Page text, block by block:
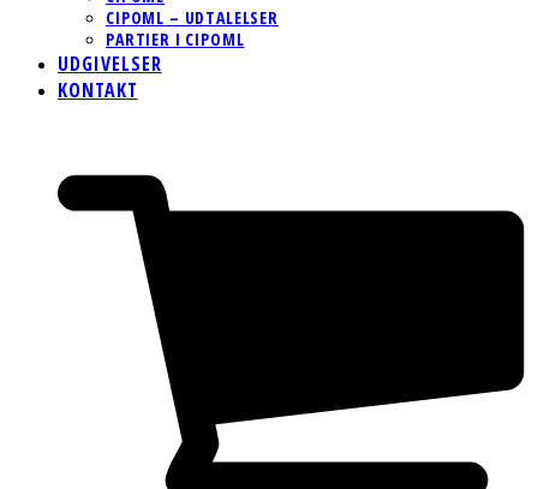
CIPOML – UDTALELSER
PARTIER I CIPOML
UDGIVELSER
KONTAKT